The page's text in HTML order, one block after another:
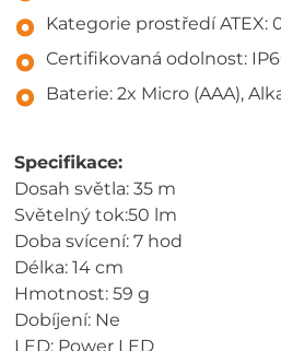
Kategorie prostředí ATEX:
Certifikovaná odolnost:
Baterie: 2x Micro (AAA),
Specifikace:
Dosah světla: 35 m
Světelný tok:50 lm
Doba svícení: 7 hod
Délka: 14 cm
Hmotnost: 59 g
Dobíjení: Ne
LED: Power LED